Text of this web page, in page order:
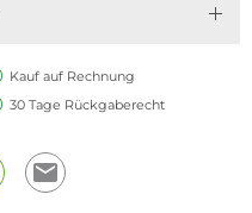
Kauf auf Rechnung
30 Tage Rückgaberecht